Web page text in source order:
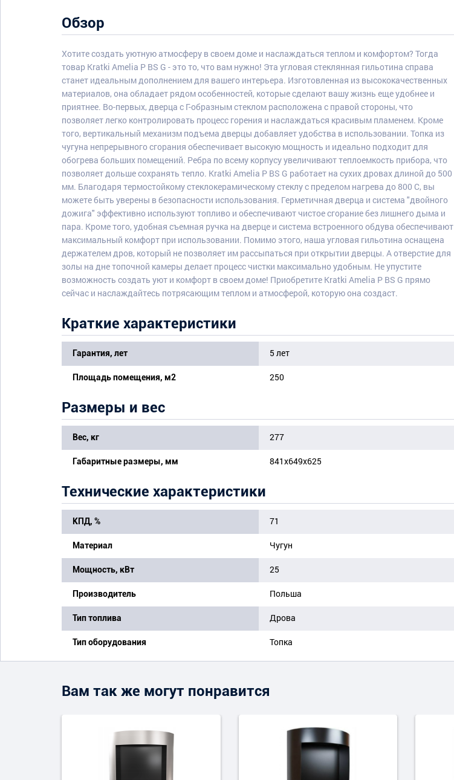
Обзор
Хотите создать уютную атмосферу в своем доме и наслаждаться теплом и комфортом? Тогда
товар Kratki Amelia P BS G - это то, что вам нужно! Эта угловая стеклянная гильотина справа
станет идеальным дополнением для вашего интерьера. Изготовленная из высококачественных
материалов, она обладает рядом особенностей, которые сделают вашу жизнь еще удобнее и
приятнее. Во-первых, дверца с Г-образным стеклом расположена с правой стороны, что
позволяет легко контролировать процесс горения и наслаждаться красивым пламенем. Кроме
того, вертикальный механизм подъема дверцы добавляет удобства в использовании. Топка из
чугуна непрерывного сгорания обеспечивает высокую мощность и идеально подходит для
обогрева больших помещений. Ребра по всему корпусу увеличивают теплоемкость прибора, что
позволяет дольше сохранять тепло. Kratki Amelia P BS G работает на сухих дровах длиной до 500
мм. Благодаря термостойкому стеклокерамическому стеклу с пределом нагрева до 800 С, вы
можете быть уверены в безопасности использования. Герметичная дверца и система "двойного
дожига" эффективно используют топливо и обеспечивают чистое сгорание без лишнего дыма и
пара. Кроме того, удобная съемная ручка на дверце и система встроенного обдува обеспечивают
максимальный комфорт при использовании. Помимо этого, наша угловая гильотина оснащена
держателем дров, который не позволяет им рассыпаться при открытии дверцы. А отверстие для
золы на дне топочной камеры делает процесс чистки максимально удобным. Не упустите
возможность создать уют и комфорт в своем доме! Приобретите Kratki Amelia P BS G прямо
сейчас и наслаждайтесь потрясающим теплом и атмосферой, которую она создаст.
Краткие характеристики
Гарантия, лет 5 лет
Площадь помещения, м2 250
Размеры и вес
Вес, кг 277
Габаритные размеры, мм 841х649х625
Технические характеристики
КПД, % 71
Материал Чугун
Мощность, кВт 25
Производитель Польша
Тип топлива Дрова
Тип оборудования Топка
Вам так же могут понравится